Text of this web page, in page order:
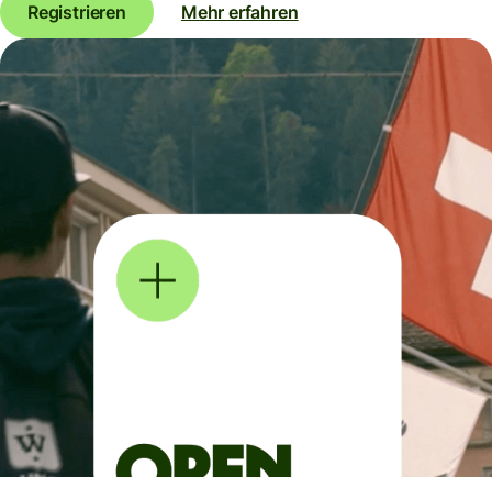
Registrieren Mehr erfahren